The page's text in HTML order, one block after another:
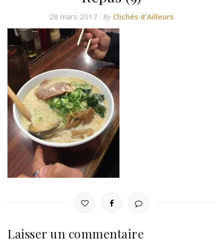
28 mars 2017 By Clichés d'Ailleurs
Laisser un commentaire